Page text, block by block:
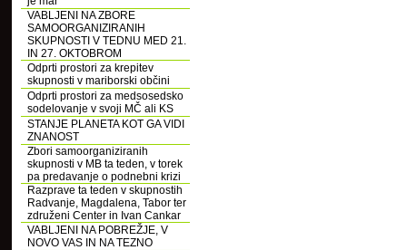
VABLJENI NA ZBORE
SAMOORGANIZIRANIH
SKUPNOSTI V TEDNU MED 21.
IN 27. OKTOBROM
Odprti prostori za krepitev
skupnosti v mariborski občini
Odprti prostori za medsosedsko
sodelovanje v svoji MČ ali KS
STANJE PLANETA KOT GA VIDI
ZNANOST
Zbori samoorganiziranih
skupnosti v MB ta teden, v torek
pa predavanje o podnebni krizi
Razprave ta teden v skupnostih
Radvanje, Magdalena, Tabor ter
združeni Center in Ivan Cankar
VABLJENI NA POBREŽJE, V
NOVO VAS IN NA TEZNO